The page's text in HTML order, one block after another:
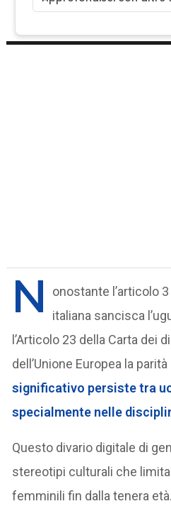
N
onostante l’articolo
italiana sancisca
l’Articolo 23 della Carta dei
dell’Unione Europea la
significativo persiste tra
specialmente nelle
Questo divario digitale di
stereotipi culturali che
femminili fin dalla tenera età.